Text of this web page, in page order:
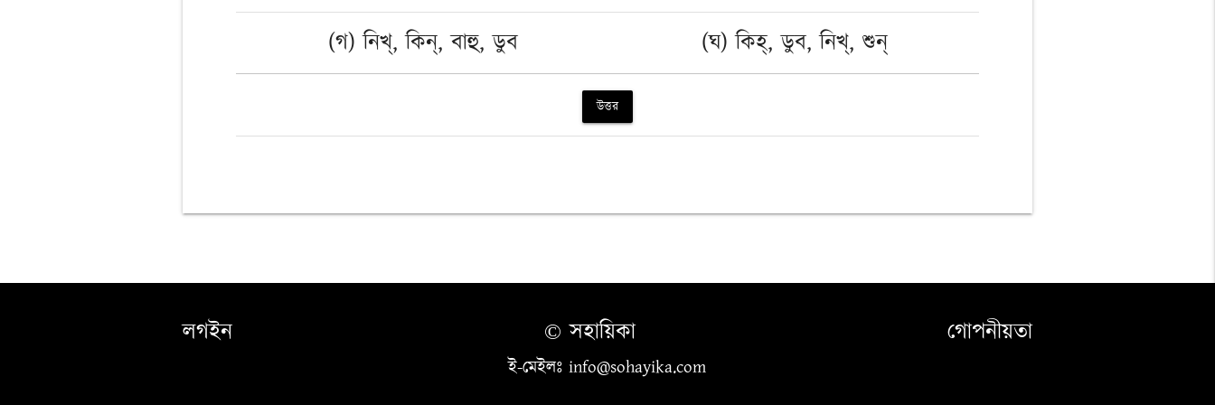
(গ) নিখ্, কিন্, বাহু, ডুব
(ঘ) কিহ্, ডুব, নিখ্, শুন্
উত্তর
লগইন গোপনীয়তা
© সহায়িকা
ই-মেইলঃ info@sohayika.com